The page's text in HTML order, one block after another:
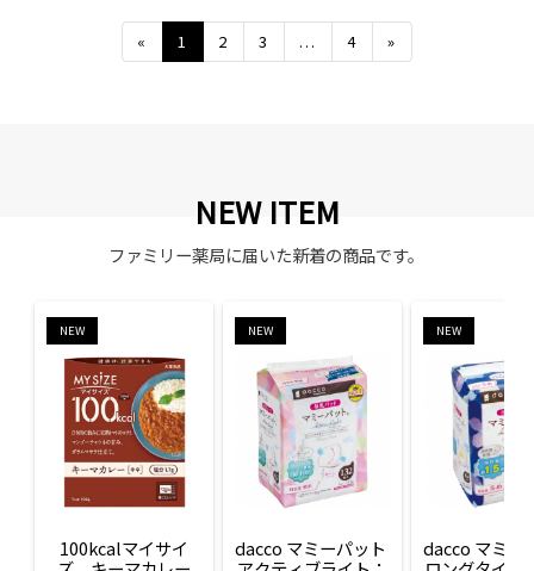
« Previous
1 2 3 ... 4 »
NEW ITEM
ファミリー薬局に届いた新着の商品です。
NEW
100kcalマイサイ
NEW
dacco マミーパット
NEW
dacco マミー